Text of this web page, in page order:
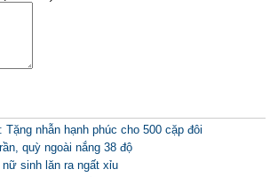
Tặng nhẫn hạnh phúc cho 500 cặp đôi
quỳ ngoài nắng 38 độ
sinh lăn ra ngất xỉu